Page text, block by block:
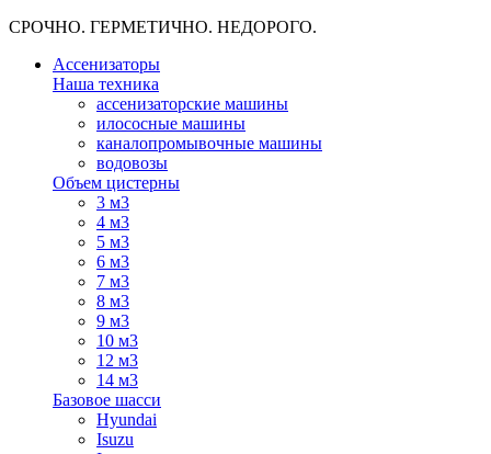
СРОЧНО. ГЕРМЕТИЧНО. НЕДОРОГО.
Ассенизаторы
Наша техника
ассенизаторские машины
илососные машины
каналопромывочные машины
водовозы
Объем цистерны
3 м3
4 м3
5 м3
6 м3
7 м3
8 м3
9 м3
10 м3
12 м3
14 м3
Базовое шасси
Hyundai
Isuzu